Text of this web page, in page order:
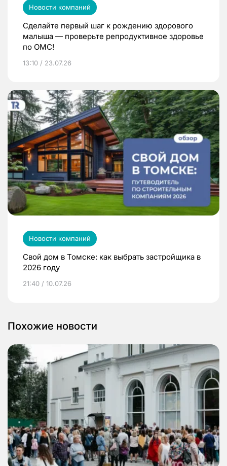
Новости компаний
Сделайте первый шаг к рождению здорового
малыша — проверьте репродуктивное здоровье
по ОМС!
13:10 / 23.07.26
Новости компаний
Свой дом в Томске: как выбрать застройщика в
2026 году
21:40 / 10.07.26
Похожие новости